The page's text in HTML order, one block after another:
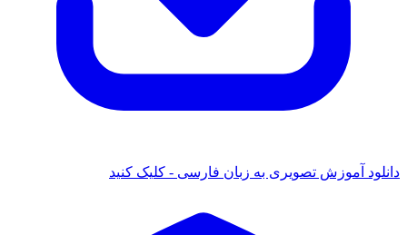
آموزش تصویری به زبان فارسی - کلیک کنید